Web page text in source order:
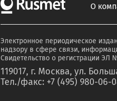
О
Электронное периодическое
надзору в сфере связи,
Свидетельство о регистрации ЭЛ
119017, г. Москва, ул.
Тел./факс: +7 (495) 980-06-